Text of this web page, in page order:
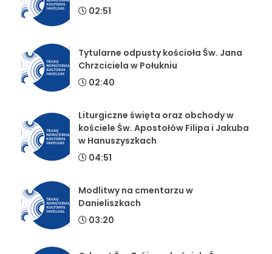
02:51
Tytularne odpusty kościoła Św. Jana
Chrzciciela w Połukniu
02:40
Liturgiczne święta oraz obchody w
kościele Św. Apostołów Filipa i Jakuba
w Hanuszyszkach
04:51
Modlitwy na cmentarzu w
Danieliszkach
03:20